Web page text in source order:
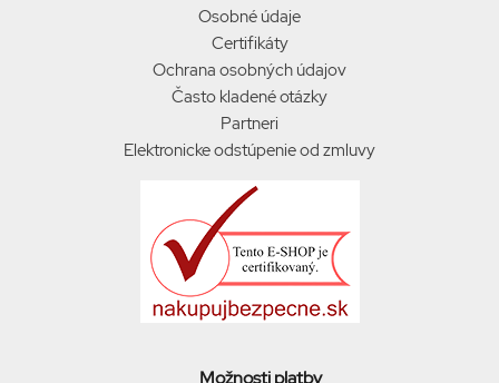
Osobné údaje
Certifikáty
Ochrana osobných údajov
Často kladené otázky
Partneri
Elektronicke odstúpenie od zmluvy
Možnosti platby